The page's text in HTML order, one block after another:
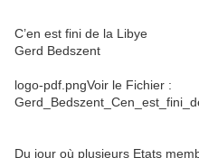
C’en est fini de la Libye
Gerd Bedszent
logo-pdf.pngVoir le Fichier :
Du jour où plusieurs Etats